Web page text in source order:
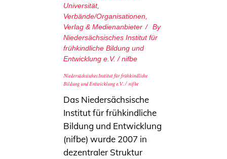
Universität,
Verbände/Organisationen
Verlag & Medienanbieter
By
Niedersächsisches Institut für
frühkindliche Bildung und
Entwicklung e.V. / nifbe
Niedersächsisches Institut für frühkindliche
Bildung und Entwicklung e.V. / nifbe
Das Niedersächsische
Institut für frühkindliche
Bildung und Entwicklung
(nifbe) wurde 2007 in
dezentraler Struktur